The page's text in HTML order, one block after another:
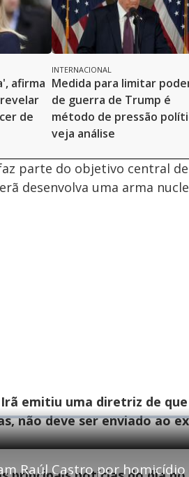
afirma
de
INTERNACIONAL
Medida para limitar
de guerra de Trump é
método de pressão
veja análise
parte do objetivo central
desenvolva uma arma
emitiu uma diretriz de
não deve ser enviado ao